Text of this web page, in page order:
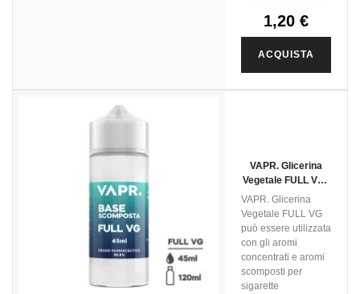
1,20 €
ACQUISTA
VAPR. Glicerina
Vegetale FULL VG -
45ml In 120ml
VAPR. Glicerina
Vegetale FULL VG
può essere utilizzata
con gli aromi
concentrati e aromi
scomposti per
sigarette